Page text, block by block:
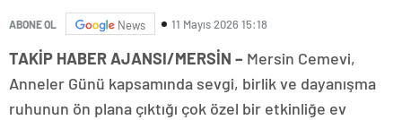
ABONE OL News 11 Mayıs 2026 15:18
TAKİP HABER AJANSI/MERSİN – Mersin Cemevi,
Anneler Günü kapsamında sevgi, birlik ve dayanışma
ruhunun ön plana çıktığı çok özel bir etkinliğe ev